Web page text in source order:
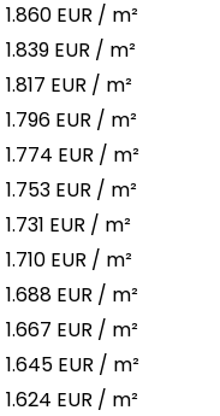
1.860 EUR / m²
1.839 EUR / m²
1.817 EUR / m²
1.796 EUR / m²
1.774 EUR / m²
1.753 EUR / m²
1.731 EUR / m²
1.710 EUR / m²
1.688 EUR / m²
1.667 EUR / m²
1.645 EUR / m²
1.624 EUR / m²